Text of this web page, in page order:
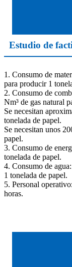
Estudio de
1. Consumo de
para producir 1
2. Consumo de
Nm³ de gas natural
Se necesitan
tonelada de papel.
Se necesitan unos
papel.
3. Consumo de
tonelada de papel.
4. Consumo de
1 tonelada de papel.
5. Personal
horas.